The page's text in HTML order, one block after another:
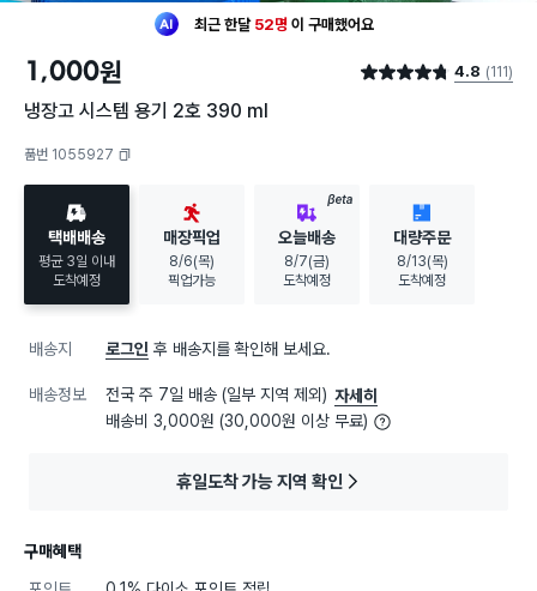
최근 한달 52명 이 구매했어요
구매했어요
1,000원 별점 4.8점 4.8 (111)
냉장고 시스템 용기 2호 390 ml
품번 1055927
택배배송
평균 3일 이내
도착예정
매장픽업
8/6(목)
픽업가능
BETA
오늘배송
8/7(금)
도착예정
대량주문
8/13(목)
도착예정
배송지 로그인 후 배송지를 확인해 보세요.
배송정보 전국 주 7일 배송 (일부 지역 제외) 자세히
배송비 3,000원 (30,000원 이상 무료)
휴일도착 가능 지역 확인
구매혜택